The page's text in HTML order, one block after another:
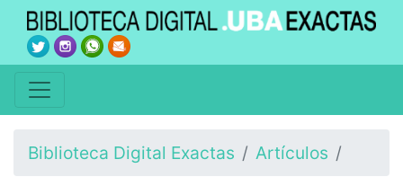
Biblioteca Digital Exactas Artículos